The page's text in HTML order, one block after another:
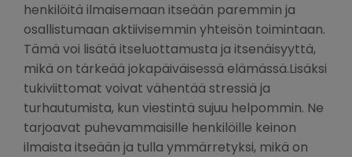
henkilöitä ilmaisemaan itseään paremmin ja
osallistumaan aktiivisemmin yhteisön toimintaan.
Tämä voi lisätä itseluottamusta ja itsenäisyyttä,
mikä on tärkeää jokapäiväisessä elämässä.Lisäksi
tukiviittomat voivat vähentää stressiä ja
turhautumista, kun viestintä sujuu helpommin. Ne
tarjoavat puhevammaisille henkilöille keinon
ilmaista itseään ja tulla ymmärretyksi, mikä on